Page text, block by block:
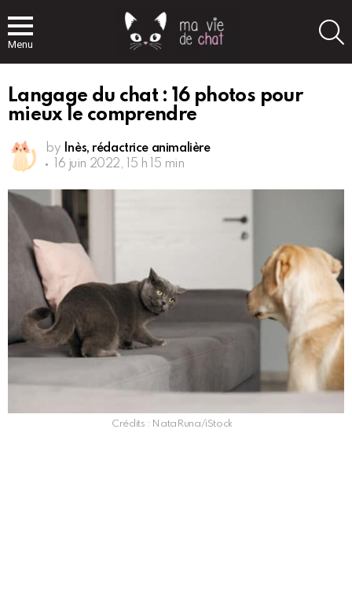
Menu
Langage du chat : 16 photos pour
mieux le comprendre
by Inès, rédactrice animalière
16 juin 2022, 15 h 15 min
Crédits : NataRuna/iStock